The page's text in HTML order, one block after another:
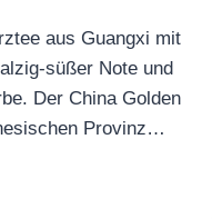
aus Guangxi mit
Note und
Der China Golden
Provinz…